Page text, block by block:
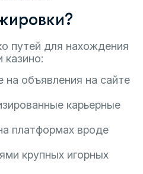
путей для нахождения
казино:
на объявления на сайте
карьерные
платформах вроде
крупных игорных